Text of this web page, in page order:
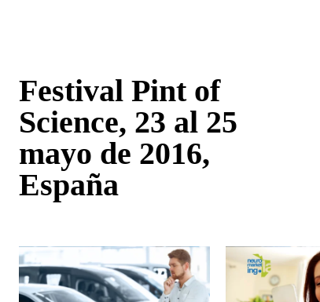
Festival Pint of
Science, 23 al 25
mayo de 2016,
España